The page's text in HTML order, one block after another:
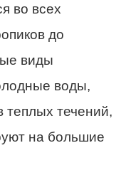
во всех
до
виды
воды,
теплых течений,
на большие